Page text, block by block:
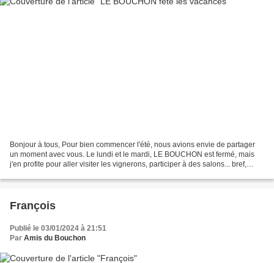
Bonjour à tous, Pour bien commencer l'été, nous avions envie de partager
un moment avec vous. Le lundi et le mardi, LE BOUCHON est fermé, mais
j'en profite pour aller visiter les vignerons, participer à des salons... bref,
François
Publié le 03/01/2024 à 21:51
Par Amis du Bouchon